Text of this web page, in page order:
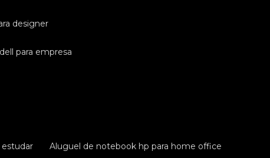
designer
para empresa
estudar aluguel de notebook hp para home office